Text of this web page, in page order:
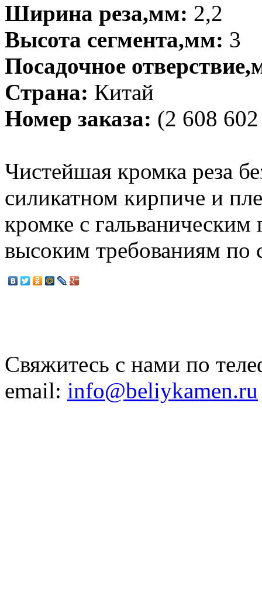
Ширина реза,мм: 2,2
Высота сегмента,мм: 3
Посадочное
Страна: Китай
Номер заказа: (2 608
Чистейшая кромка реза
силикатном кирпиче и
кромке с
высоким требованиям по
Свяжитесь с нами по
email: info@beliykamen.ru